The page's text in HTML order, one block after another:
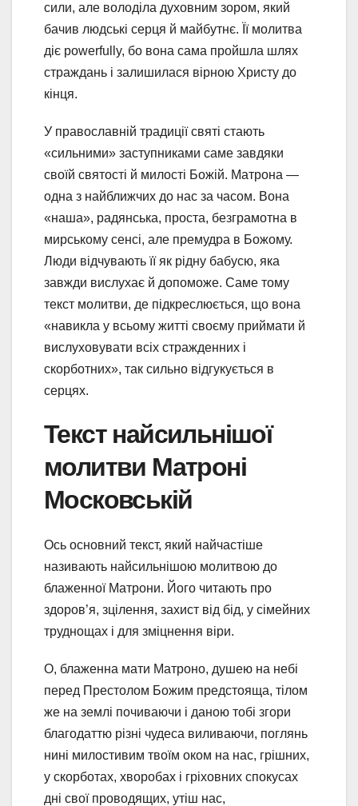
сили, але володіла духовним зором, який
бачив людські серця й майбутнє. Її молитва
діє powerfully, бо вона сама пройшла шлях
страждань і залишилася вірною Христу до
кінця.
У православній традиції святі стають
«сильними» заступниками саме завдяки
своїй святості й милості Божій. Матрона —
одна з найближчих до нас за часом. Вона
«наша», радянська, проста, безграмотна в
мирському сенсі, але премудра в Божому.
Люди відчувають її як рідну бабусю, яка
завжди вислухає й допоможе. Саме тому
текст молитви, де підкреслюється, що вона
«навикла у всьому житті своєму приймати й
вислуховувати всіх стражденних і
скорботних», так сильно відгукується в
серцях.
Текст найсильнішої
молитви Матроні
Московській
Ось основний текст, який найчастіше
називають найсильнішою молитвою до
блаженної Матрони. Його читають про
здоров’я, зцілення, захист від бід, у сімейних
труднощах і для зміцнення віри.
О, блаженна мати Матроно, душею на небі
перед Престолом Божим предстояща, тілом
же на землі почиваючи і даною тобі згори
благодаттю різні чудеса виливаючи, поглянь
нині милостивим твоїм оком на нас, грішних,
у скорботах, хворобах і гріховних спокусах
дні свої проводящих, утіш нас,